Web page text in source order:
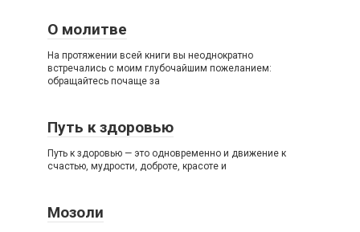
О молитве
На протяжении всей книги вы неоднократно
встречались с моим глубочайшим пожеланием:
обращайтесь почаще за
Путь к здоровью
Путь к здоровью — это одновременно и движение к
счастью, мудрости, доброте, красоте и
Мозоли